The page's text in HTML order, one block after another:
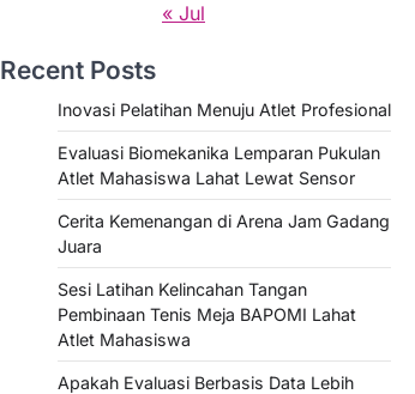
« Jul
Recent Posts
Inovasi Pelatihan Menuju Atlet Profesional
Evaluasi Biomekanika Lemparan Pukulan
Atlet Mahasiswa Lahat Lewat Sensor
Cerita Kemenangan di Arena Jam Gadang
Juara
Sesi Latihan Kelincahan Tangan
Pembinaan Tenis Meja BAPOMI Lahat
Atlet Mahasiswa
Apakah Evaluasi Berbasis Data Lebih